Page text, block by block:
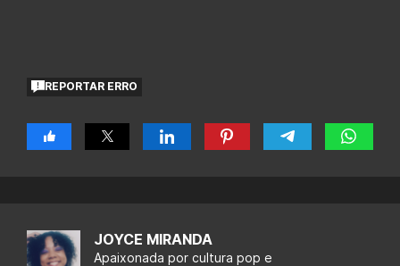
REPORTAR ERRO
JOYCE MIRANDA
Apaixonada por cultura pop e